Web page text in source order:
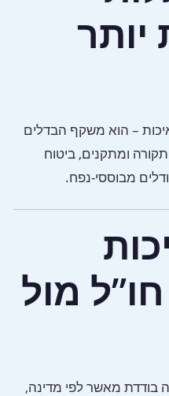
יותר
– הוא משקף הבדלים
ומתקנים, ביטוח
מבוססי-נפח.
מול
בודדת מאשר לפי מדינה,